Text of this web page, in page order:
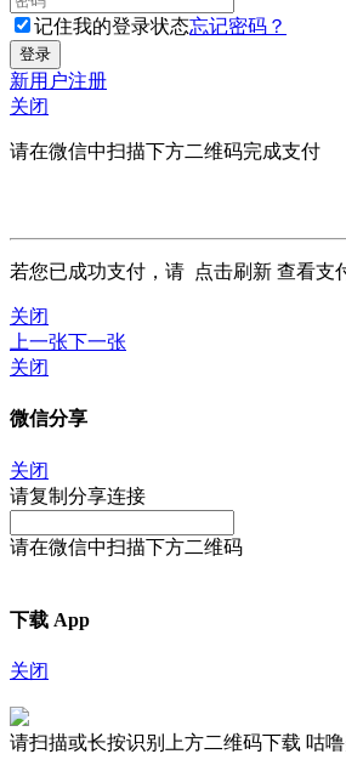
记住我的登录状态忘记密码？
新用户注册
关闭
请在微信中扫描下方二维码完成支付
若您已成功支付，请 点击刷新 查看支
关闭
上一张下一张
关闭
微信分享
关闭
请复制分享连接
请在微信中扫描下方二维码
下载 App
关闭
请扫描或长按识别上方二维码下载 咕